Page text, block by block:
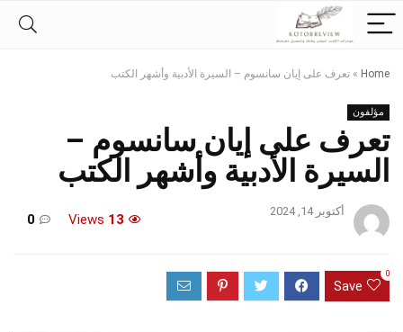
Home
» تعرف على إيان سانسوم – السيرة الأدبية وأشهر الكتب
مؤلفون
تعرف على إيان سانسوم –
السيرة الأدبية وأشهر الكتب
أكتوبر 14, 2024
13
0
Save
0